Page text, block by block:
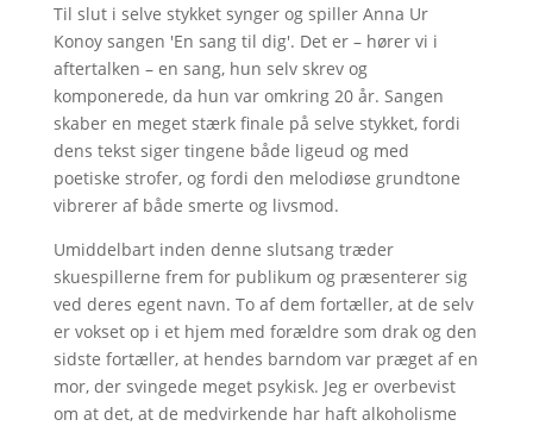
Til slut i selve stykket synger og spiller Anna Ur
Konoy sangen 'En sang til dig'. Det er – hører vi i
aftertalken – en sang, hun selv skrev og
komponerede, da hun var omkring 20 år. Sangen
skaber en meget stærk finale på selve stykket, fordi
dens tekst siger tingene både ligeud og med
poetiske strofer, og fordi den melodiøse grundtone
vibrerer af både smerte og livsmod.
Umiddelbart inden denne slutsang træder
skuespillerne frem for publikum og præsenterer sig
ved deres egent navn. To af dem fortæller, at de selv
er vokset op i et hjem med forældre som drak og den
sidste fortæller, at hendes barndom var præget af en
mor, der svingede meget psykisk. Jeg er overbevist
om at det, at de medvirkende har haft alkoholisme